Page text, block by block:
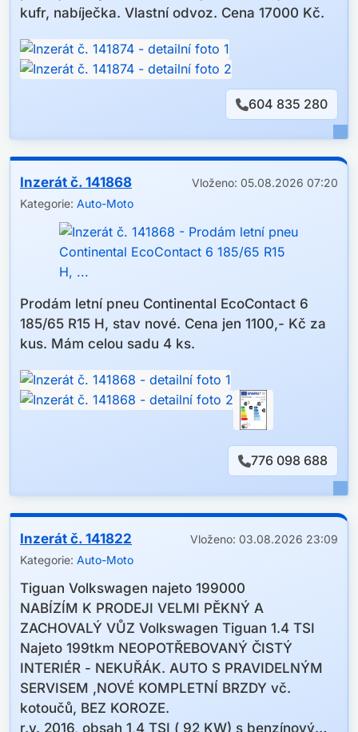
kufr, nabíječka. Vlastní odvoz. Cena 17000 Kč.
604 835 280
Inzerát č. 141868
Vloženo: 05.08.2026 07:20
Kategorie: Auto-Moto
Prodám letní pneu Continental EcoContact 6
185/65 R15 H, stav nové. Cena jen 1100,- Kč za
kus. Mám celou sadu 4 ks.
776 098 688
Inzerát č. 141822
Vloženo: 03.08.2026 23:09
Kategorie: Auto-Moto
Tiguan Volkswagen najeto 199000
NABÍZÍM K PRODEJI VELMI PĚKNÝ A
ZACHOVALÝ VŮZ Volkswagen Tiguan 1.4 TSI
Najeto 199tkm NEOPOTŘEBOVANÝ ČISTÝ
INTERIÉR - NEKUŘÁK. AUTO S PRAVIDELNÝM
SERVISEM ,NOVÉ KOMPLETNÍ BRZDY vč.
kotoučů, BEZ KOROZE.
r.v. 2016, obsah 1,4 TSI ( 92 KW) s benzínovým